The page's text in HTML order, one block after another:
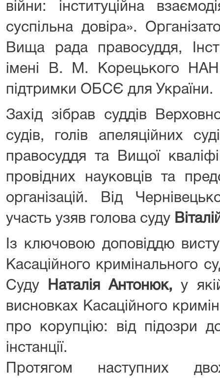
війни: інституційна
суспільна довіра».
Вища рада правосуддя,
імені В. М. Корецького
підтримки ОБСЄ для України.
Захід зібрав суддів
судів, голів апеляційних
правосуддя та Вищої
провідних науковців та
організацій. Від
участь узяв голова суду
Із ключовою доповіддю
Касаційного кримінального
Суду
Наталія Антонюк, у
висновках Касаційного
про корупцію: від підозри
інстанції.
Протягом наступних